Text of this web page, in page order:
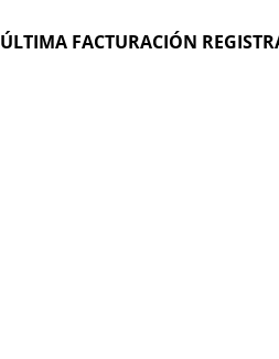
ÚLTIMA FACTURACIÓN